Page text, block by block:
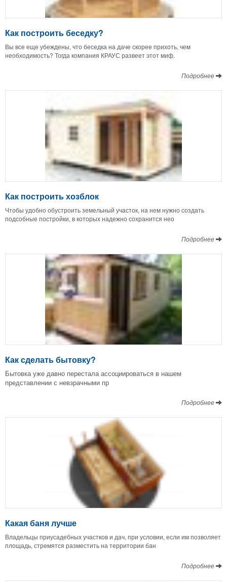
Как построить беседку?
Вы все еще убеждены, что беседка на даче скорее прихоть, чем
необходимость? Тогда компания КРАУС развеет этот миф.
Подробнее
Как построить хозблок
Чтобы удобно обустроить земельный участок, на нем нужно создать
подсобные постройки, в которых надежно сохранится нео
Подробнее
Как сделать бытовку?
Бытовка уже давно перестала ассоциироваться в нашем
представлении с невзрачными пр
Подробнее
Какая баня лучше
Владельцы приусадебных участков и дач, при условии, если им позволяет
площадь, стремятся разместить на территории бан
Подробнее